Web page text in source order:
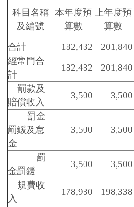
科目名稱
及編號
本年度預
算數
上年度預
算數
合計
182,432 201,840
經常門合
計
182,432 201,840
罰款及
賠償收入
3,500 3,500
罰金
罰鍰及怠
金
3,500 3,500
罰
金罰鍰
3,500 3,500
規費收
入
178,930 198,338